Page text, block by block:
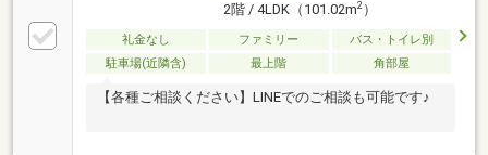
2階 / 4LDK（101.02m2）
礼金なし ファミリー
バス・トイレ別
駐車場(近隣含)
最上階 角部屋
【各種ご相談ください】LINEでのご相談も可能です♪